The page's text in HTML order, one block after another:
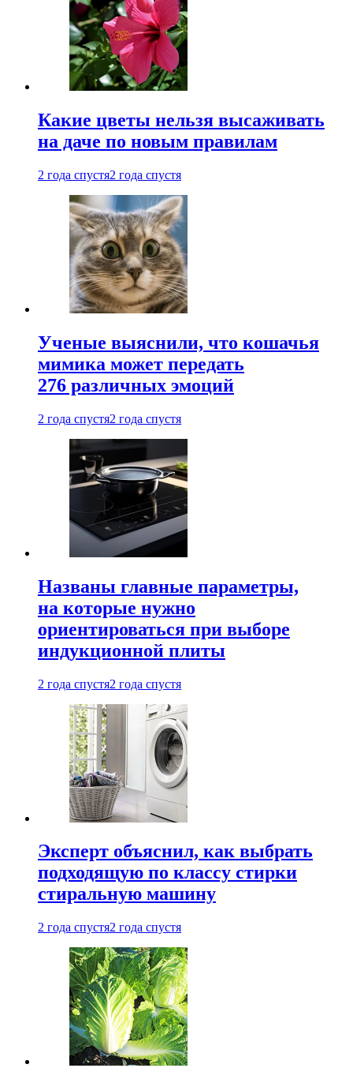
Какие цветы нельзя высаживать
на даче по новым правилам
2 года спустя2 года спустя
Ученые выяснили, что кошачья
мимика может передать
276 различных эмоций
2 года спустя2 года спустя
Названы главные параметры,
на которые нужно
ориентироваться при выборе
индукционной плиты
2 года спустя2 года спустя
Эксперт объяснил, как выбрать
подходящую по классу стирки
стиральную машину
2 года спустя2 года спустя